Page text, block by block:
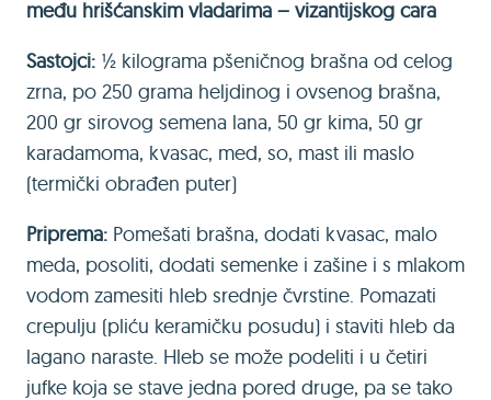
među hrišćanskim vladarima – vizantijskog cara
Sastojci: ½ kilograma pšeničnog brašna od celog
zrna, po 250 grama heljdinog i ovsenog brašna,
200 gr sirovog semena lana, 50 gr kima, 50 gr
karadamoma, kvasac, med, so, mast ili maslo
(termički obrađen puter)
Priprema: Pomešati brašna, dodati kvasac, malo
meda, posoliti, dodati semenke i zašine i s mlakom
vodom zamesiti hleb srednje čvrstine. Pomazati
crepulju (pliću keramičku posudu) i staviti hleb da
lagano naraste. Hleb se može podeliti i u četiri
jufke koja se stave jedna pored druge, pa se tako